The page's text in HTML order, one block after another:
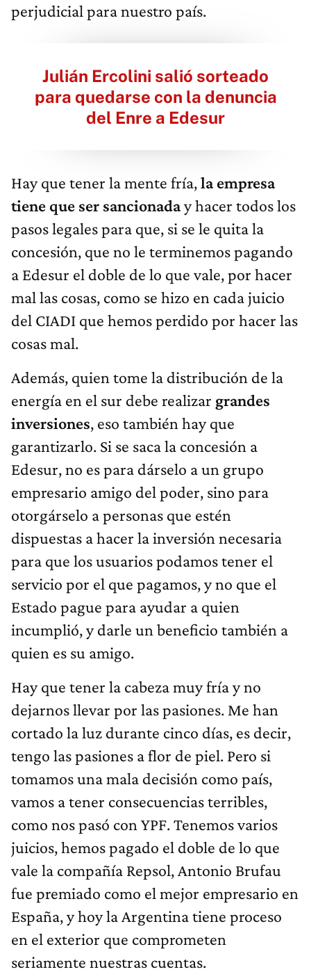
perjudicial para nuestro país.
Julián Ercolini salió sorteado
para quedarse con la denuncia
del Enre a Edesur
Hay que tener la mente fría,la empresa
tiene que ser sancionaday hacer todos los
pasos legales para que, si se le quita la
concesión, que no le terminemos pagando
a Edesur el doble de lo que vale, por hacer
mal las cosas, como se hizo en cada juicio
del CIADI que hemos perdido por hacer las
cosas mal.
Además, quien tome la distribución de la
energía en el sur debe realizar grandes
inversiones, eso también hay que
garantizarlo. Si se saca la concesión a
Edesur, no es para dárselo a un grupo
empresario amigo del poder, sino para
otorgárselo a personas que estén
dispuestas a hacer la inversión necesaria
para que los usuarios podamos tener el
servicio por el que pagamos, y no que el
Estado pague para ayudar a quien
incumplió, y darle un beneficio también a
quien es su amigo.
Hay que tener la cabeza muy fría y no
dejarnos llevar por las pasiones. Me han
cortado la luz durante cinco días, es decir,
tengo las pasiones a flor de piel. Pero si
tomamos una mala decisión como país,
vamos a tener consecuencias terribles,
como nos pasó con YPF. Tenemos varios
juicios, hemos pagado el doble de lo que
vale la compañía Repsol, Antonio Brufau
fue premiado como el mejor empresario en
España, y hoy la Argentina tiene proceso
en el exterior que comprometen
seriamente nuestras cuentas.